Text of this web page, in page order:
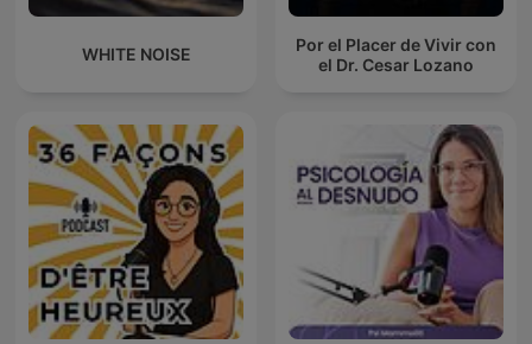
WHITE NOISE
Por el Placer de Vivir con
el Dr. Cesar Lozano